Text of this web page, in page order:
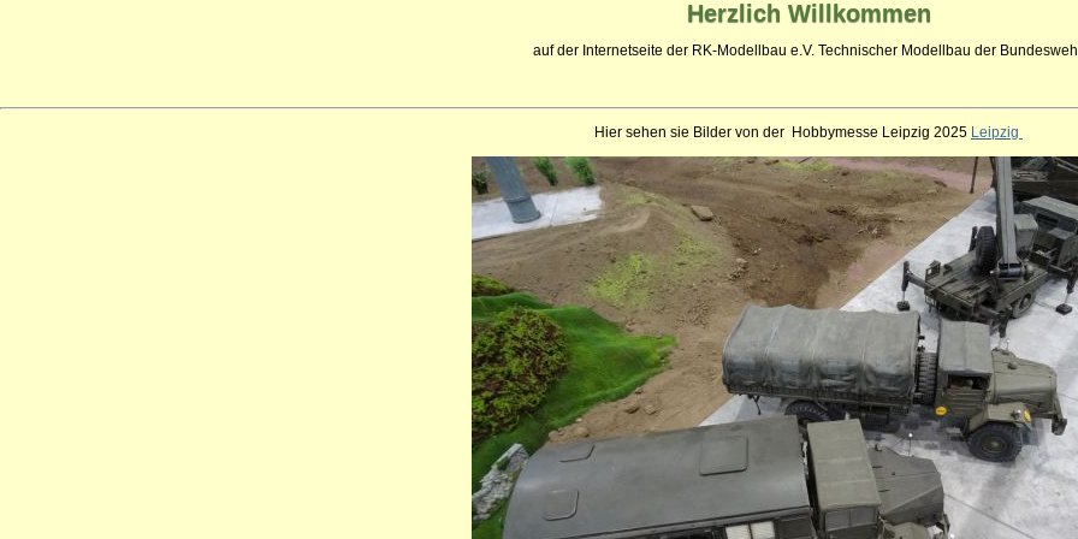
Herzlich Willkommen
auf der Internetseite der RK-Modellbau e.V. Technischer Modellbau der
Hier sehen sie Bilder von der Hobbymesse Leipzig 2025 Leipzig